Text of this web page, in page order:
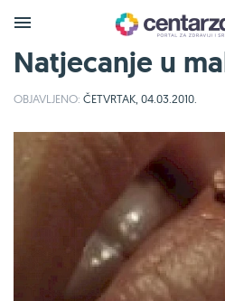
Natjecanje u
OBJAVLJENO: ČETVRTAK, 04.03.2010.